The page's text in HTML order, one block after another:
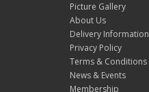
Picture Gallery
About Us
Delivery Information
Privacy Policy
Terms & Conditions
News & Events
Membership